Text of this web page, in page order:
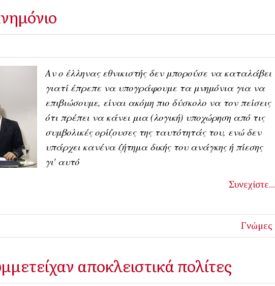
Αν ο έλληνας εθνικιστής δεν μπορούσε να καταλάβει
γιατί έπρεπε να υπογράφουμε τα μνημόνια για να
επιβιώσουμε, είναι ακόμη πιο δύσκολο να τον πείσεις
ότι πρέπει να κάνει μια (λογική) υποχώρηση από τις
συμβολικές ορίζουσες της ταυτότητάς του, ενώ δεν
υπάρχει κανένα ζήτημα δικής του ανάγκης ή πίεσης
γι' αυτό
Συνεχίστε...
Γνώμες
αποκλειστικά πολίτες